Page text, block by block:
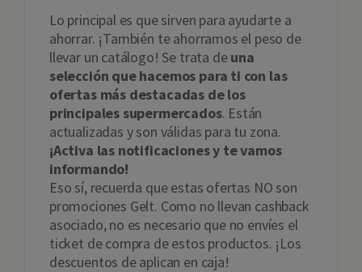
Lo principal es que sirven para ayudarte a
ahorrar. ¡También te ahorramos el peso de
llevar un catálogo! Se trata deuna
selección que hacemos para ti con las
ofertas más destacadas de los
principales supermercados. Están
actualizadas y son válidas para tu zona.
¡Activa las notificaciones y te vamos
informando!
Eso sí, recuerda que estas ofertas NO son
promociones Gelt. Como no llevan cashback
asociado, no es necesario que no envíes el
ticket de compra de estos productos. ¡Los
descuentos de aplican en caja!